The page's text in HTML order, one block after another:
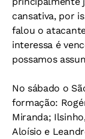
cansativa, por
falou o
interessa é
possamos
No sábado o
formação:
Miranda;
Aloísio e